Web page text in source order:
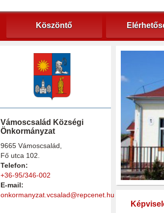
Köszöntő
Vámoscsalád Községi
Önkormányzat
9665 Vámoscsalád,
Fő utca 102.
Telefon:
+36-95/346-002
E-mail:
onkormanyzat.vcsalad@repcenet.hu